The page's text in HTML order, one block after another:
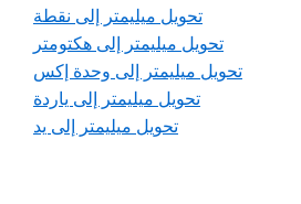
تحويل ميليمتر إلى نقطة
تحويل ميليمتر إلى هكتومتر
تحويل ميليمتر إلى وحدة إكس
تحويل ميليمتر إلى ياردة
تحويل ميليمتر إلى يد